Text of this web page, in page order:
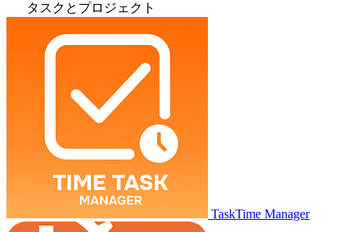
タスクとプロジェクト
TaskTime Manager